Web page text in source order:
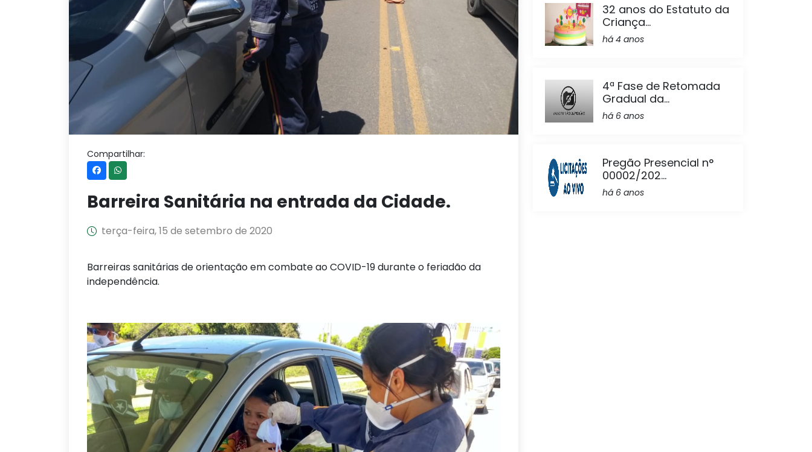
Compartilhar:
Barreira Sanitária na entrada da Cidade.
terça-feira, 15 de setembro de 2020
Barreiras sanitárias de orientação em combate ao COVID-19 durante o feriadão da
independência.
32 anos do Estatuto da
Criança...
há 4 anos
4ª Fase de Retomada
Gradual da...
há 6 anos
Pregão Presencial n°
00002/202...
há 6 anos